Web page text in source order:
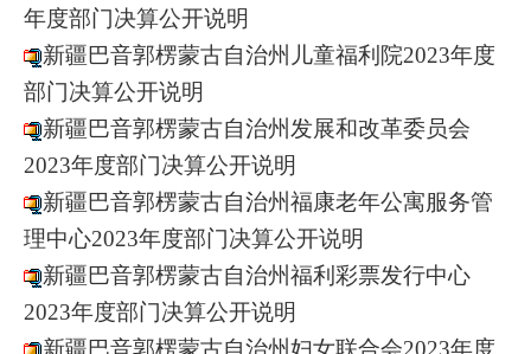
年度部门决算公开说明
新疆巴音郭楞蒙古自治州儿童福利院2023年度
部门决算公开说明
新疆巴音郭楞蒙古自治州发展和改革委员会
2023年度部门决算公开说明
新疆巴音郭楞蒙古自治州福康老年公寓服务管
理中心2023年度部门决算公开说明
新疆巴音郭楞蒙古自治州福利彩票发行中心
2023年度部门决算公开说明
新疆巴音郭楞蒙古自治州妇女联合会2023年度